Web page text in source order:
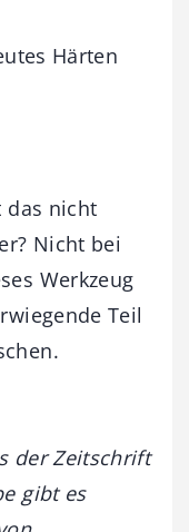
Härten
das nicht
Nicht bei
Werkzeug
Teil
der Zeitschrift
gibt es